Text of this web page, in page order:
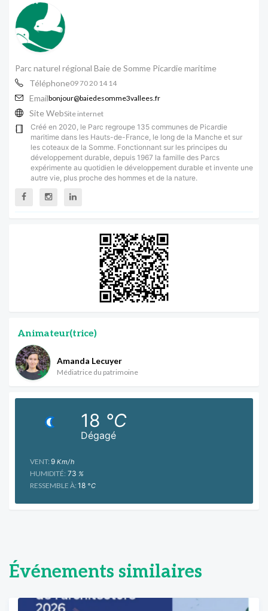
Parc naturel régional Baie de Somme Picardie maritime
Téléphone09 70 20 14 14
Emailbonjour@baiedesomme3vallees.fr
Site WebSite internet
Créé en 2020, le Parc regroupe 135 communes de Picardie
maritime dans les Hauts-de-France, le long de la Manche et sur
les coteaux de la Somme. Fonctionnant sur les principes du
développement durable, depuis 1967 la famille des Parcs
expérimente au quotidien le développement durable et invente une
autre vie, plus proche des hommes et de la nature.
Animateur(trice)
Amanda Lecuyer
Médiatrice du patrimoine
Dégagé
18 °C
VENT: 9 Km/h
HUMIDITÉ: 73 %
RESSEMBLE À: 18 °C
Événements similaires